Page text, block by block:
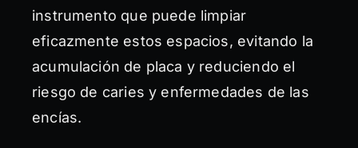
instrumento que puede limpiar
eficazmente estos espacios, evitando la
acumulación de placa y reduciendo el
riesgo de caries y enfermedades de las
encías.